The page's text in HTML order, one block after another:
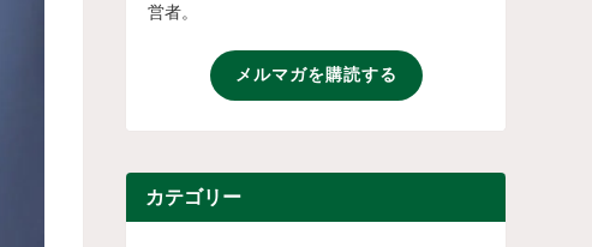
営者。
メルマガを購読する
カテゴリー